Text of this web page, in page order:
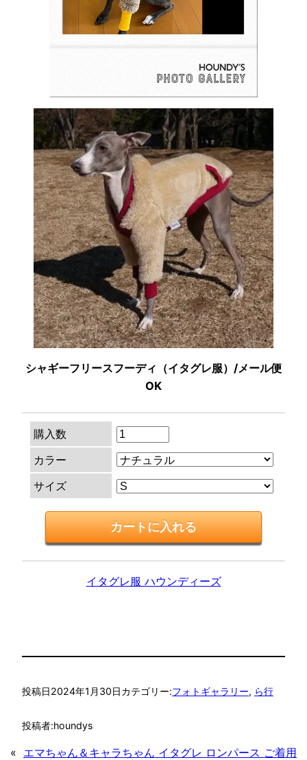
シャギーフリースフーディ（イタグレ服）/メール便
OK
購入数
カラー
サイズ
イタグレ服 ハウンディーズ
投稿日2024年1月30日カテゴリー:フォトギャラリー, ら行
投稿者:houndys
« エマちゃん＆キャラちゃん イタグレ ロンパース ご着用